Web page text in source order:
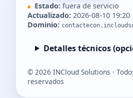
Estado: fuera de servicio
Actualizado: 2026-08-10 19:20
Dominio:
Detalles técnicos
© 2026 INCloud Solutions ·
reservados